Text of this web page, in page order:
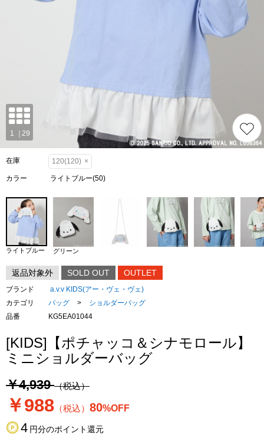
在庫 120(120) ×
カラー ライトブルー(50)
ライトブルー グリーン
返品対象外 SOLD OUT OUTLET
ブランド
a.v.v KIDS(アー・ヴェ・ヴェ)
カテゴリ
バッグ >
ショルダーバッグ
品番
KG5EA01044
[KIDS]【ポチャッコ＆シナモロール】
ミニショルダーバッグ
￥4,939（税込）
￥988 （税込） 80%OFF
4 円分のポイント還元